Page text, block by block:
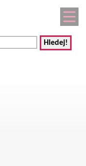
Hledej!